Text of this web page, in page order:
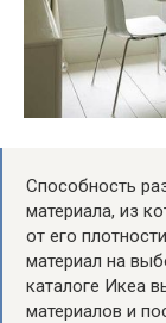
Способность
материала, из
от его
материал на
каталоге Икеа
материалов и